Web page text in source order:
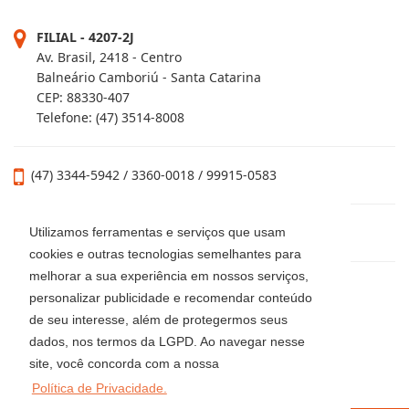
Utilizamos ferramentas e serviços que usam
cookies e outras tecnologias semelhantes para
melhorar a sua experiência em nossos serviços,
personalizar publicidade e recomendar conteúdo
de seu interesse, além de protegermos seus
dados, nos termos da LGPD. Ao navegar nesse
site, você concorda com a nossa
Política de Privacidade.
FILIAL - 4207-2J
Av. Brasil, 2418 - Centro
Balneário Camboriú - Santa Catarina
CEP: 88330-407
Telefone: (47) 3514-8008
(47) 3344-5942 / 3360-0018 / 99915-0583
locacaoluciaimoveis@gmail.com